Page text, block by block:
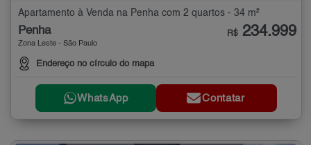
Apartamento à Venda na Penha com 2 quartos - 34 m²
Penha
Zona Leste - São Paulo
Endereço no círculo do mapa
R$ 234.999
WhatsApp Contatar